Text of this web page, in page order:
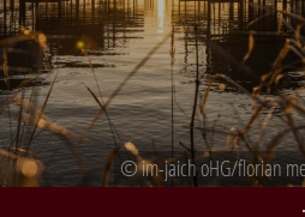
© im-jaich oHG/florian